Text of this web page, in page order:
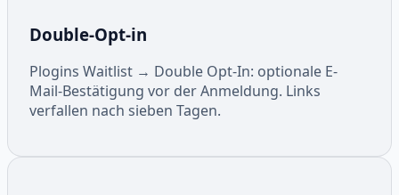
Double-Opt-in
Plogins Waitlist → Double Opt-In: optionale E-
Mail-Bestätigung vor der Anmeldung. Links
verfallen nach sieben Tagen.